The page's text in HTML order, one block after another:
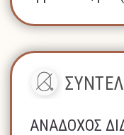
ΑΝΑΔΟΧΟΣ